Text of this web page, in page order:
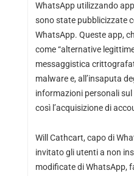
WhatsApp utilizzando
sono state pubblicizzate
WhatsApp. Queste app,
come “alternative
messaggistica
malware e, all’insaputa
informazioni personali
così l’acquisizione di
Will Cathcart, capo di
invitato gli utenti a non
modificate di WhatsApp,